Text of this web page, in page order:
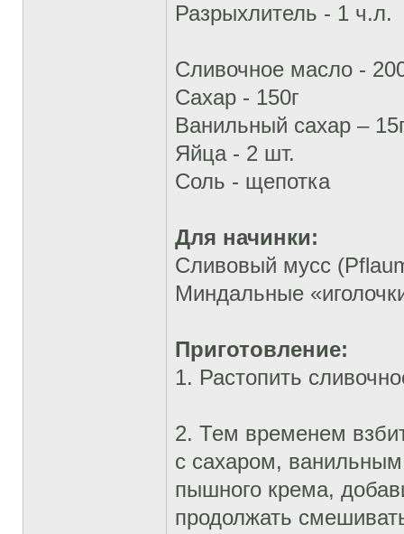
Разрыхлитель - 1 ч.л.
Сливочное масло -
Сахар - 150г
Ванильный сахар –
Яйца - 2 шт.
Соль - щепотка
Для начинки:
Сливовый мусс
Миндальные
Приготовление:
1. Растопить
2. Тем временем
с сахаром,
пышного крема,
продолжать